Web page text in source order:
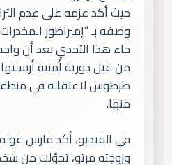
حيث أكد عزمه على عدم
وصفه بـ “إمبراطور
جاء هذا التحدي بعد أن
من قبل دورية أمنية
طرطوس لاعتقاله في منطقة
منها.
في الفيديو، أكد فارس
وزوجته مرتو، تحوّلت من